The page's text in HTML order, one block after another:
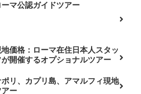
ーマ公認ガイドツアー
地価格：ローマ在住日本人スタッ
が開催するオプショナルツアー
ポリ、カプリ島、アマルフィ現地
アー